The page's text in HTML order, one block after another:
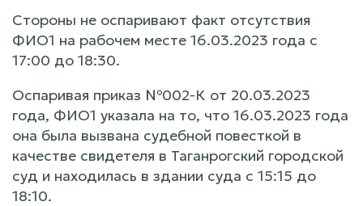
Стороны не оспаривают факт отсутствия
ФИО1 на рабочем месте 16.03.2023 года с
17:00 до 18:30.
Оспаривая приказ №002-К от 20.03.2023
года, ФИО1 указала на то, что 16.03.2023 года
она была вызвана судебной повесткой в
качестве свидетеля в Таганрогский городской
суд и находилась в здании суда с 15:15 до
18:10.